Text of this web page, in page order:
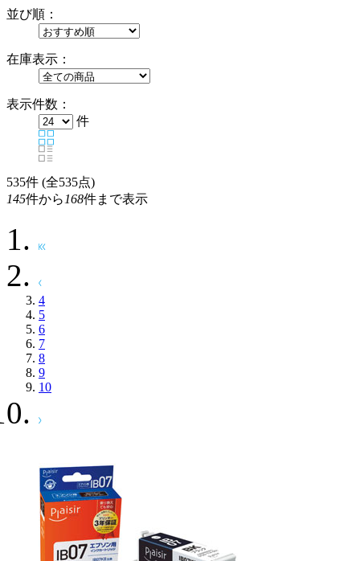
並び順：
在庫表示：
表示件数：
件
535件 (全535点)
145件から 168件まで表示
4
5
6
7
8
9
10